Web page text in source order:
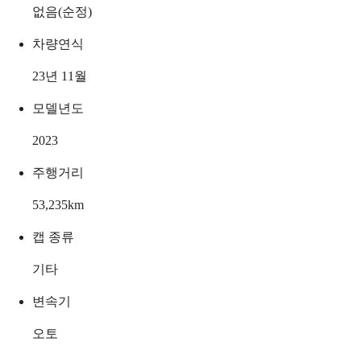
없음(순정)
차량연식
23년 11월
모델년도
2023
주행거리
53,235km
캡 종류
기타
변속기
오토